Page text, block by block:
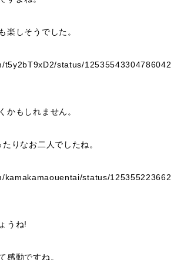
楽しそうでした。
t5y2bT9xD2/status/12535543304786042
かもしれません。
りなお二人でしたね。
kamakamaouentai/status/125355223662
うね!
感動ですね。